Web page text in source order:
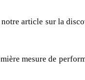
article sur la
mesure de